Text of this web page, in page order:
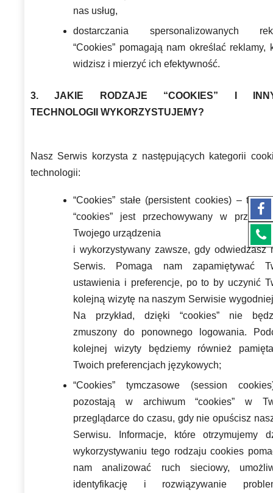
nas usług,
dostarczania spersonalizowanych
“Cookies” pomagają nam określać reklamy,
widzisz i mierzyć ich efektywność.
3. JAKIE RODZAJE “COOKIES” I
TECHNOLOGII WYKORZYSTUJEMY?
Nasz Serwis korzysta z następujących kategorii
technologii:
“Cookies” stałe (persistent cookies) – ten
“cookies” jest przechowywany w
Twojego urządzenia
i wykorzystywany zawsze, gdy odwiedzasz
Serwis. Pomaga nam zapamiętywać
ustawienia i preferencje, po to by uczynić
kolejną wizytę na naszym Serwisie
Na przykład, dzięki “cookies” nie
zmuszony do ponownego logowania.
kolejnej wizyty będziemy również
Twoich preferencjach językowych;
“Cookies” tymczasowe (session
pozostają w archiwum “cookies” w
przeglądarce do czasu, gdy nie opuścisz
Serwisu. Informacje, które otrzymujemy
wykorzystywaniu tego rodzaju cookies
nam analizować ruch sieciowy,
identyfikację i rozwiązywanie